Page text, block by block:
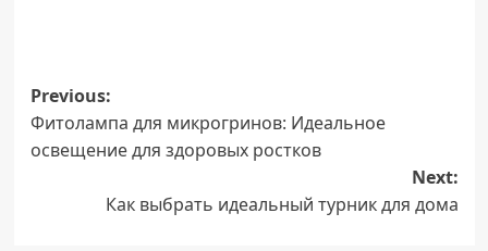
Post
navigation
Previous:
Фитолампа для микрогринов: Идеальное
освещение для здоровых ростков
Next:
Как выбрать идеальный турник для дома